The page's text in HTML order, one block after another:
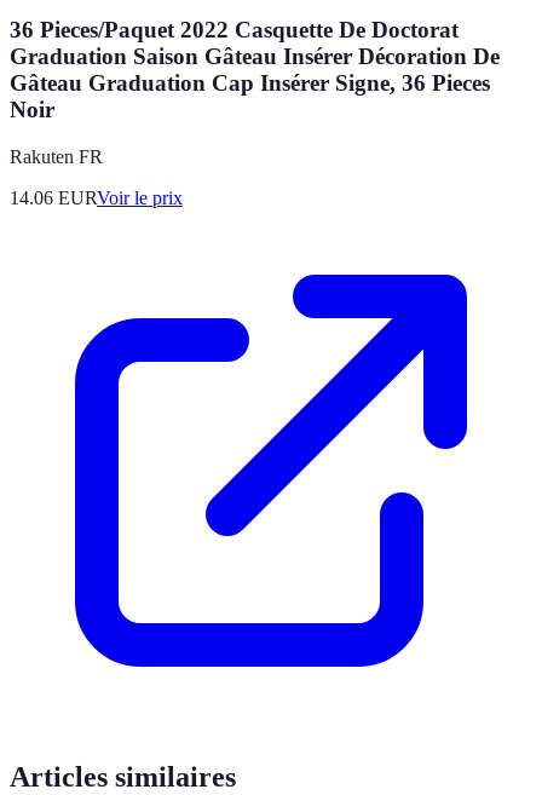
36 Pieces/Paquet 2022 Casquette De Doctorat
Graduation Saison Gâteau Insérer Décoration De
Gâteau Graduation Cap Insérer Signe, 36 Pieces
Noir
Rakuten FR
14.06 EURVoir le prix
Articles similaires